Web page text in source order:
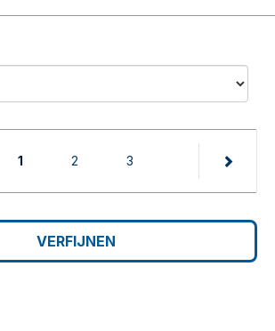
1(current)
2 3
VERFIJNEN